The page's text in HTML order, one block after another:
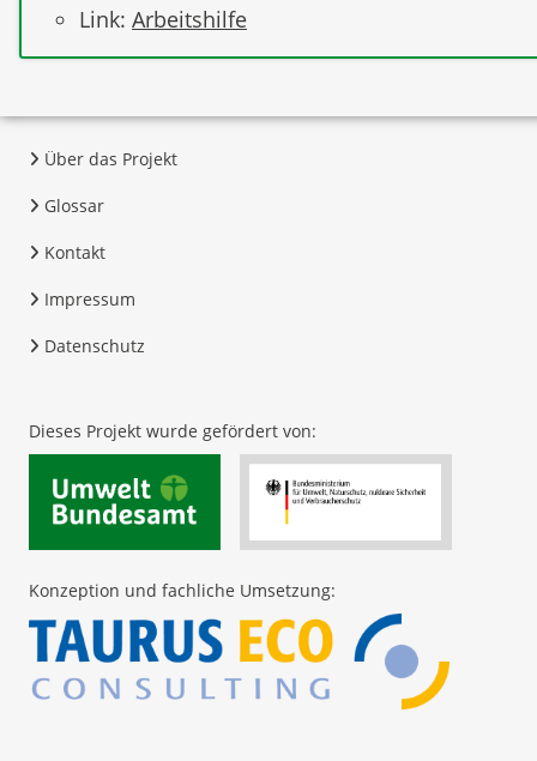
Link: Arbeitshilfe
Über das Projekt
Glossar
Kontakt
Impressum
Datenschutz
Dieses Projekt wurde gefördert von:
Konzeption und fachliche Umsetzung: